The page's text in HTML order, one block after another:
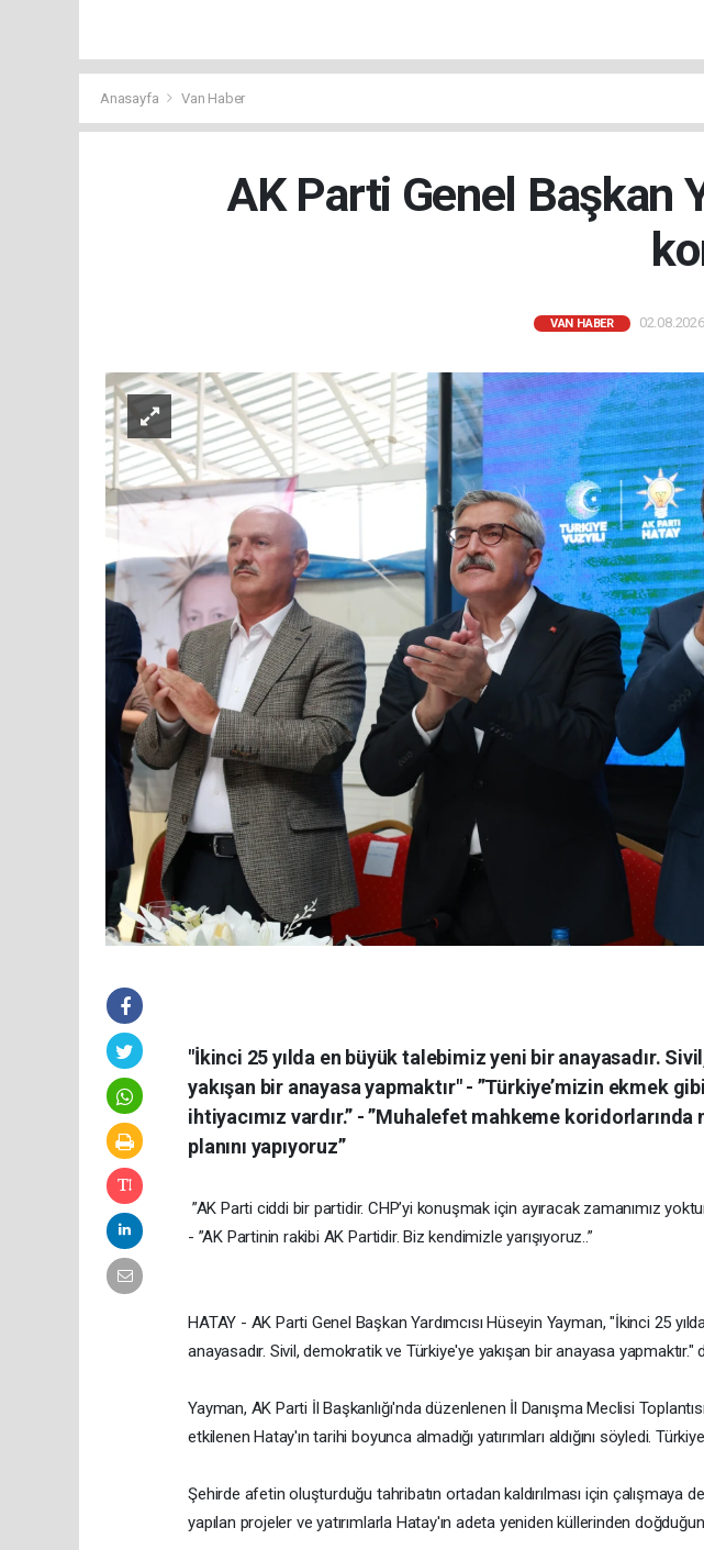
Anasayfa Van Haber
AK Parti Genel Başkan
VAN HABER
"İkinci 25 yılda en büyük talebimiz yeni bir anayasadır.
yakışan bir anayasa yapmaktır" - ⁠”Türkiye’mizin ekmek
ihtiyacımız vardır.” - ⁠”Muhalefet mahkeme koridorlarında
planını yapıyoruz”
⁠”AK Parti ciddi bir partidir. CHP’yi konuşmak için ayıracak zamanımız
- ⁠”AK Partinin rakibi AK Partidir. Biz kendimizle yarışıyoruz..”
HATAY - AK Parti Genel Başkan Yardımcısı Hüseyin Yayman, "İkinci 25
anayasadır. Sivil, demokratik ve Türkiye'ye yakışan bir anayasa yapmaktır."
Yayman, AK Parti İl Başkanlığı'nda düzenlenen İl Danışma Meclisi
etkilenen Hatay'ın tarihi boyunca almadığı yatırımları aldığını söyledi.
Şehirde afetin oluşturduğu tahribatın ortadan kaldırılması için çalışmaya
yapılan projeler ve yatırımlarla Hatay'ın adeta yeniden küllerinden